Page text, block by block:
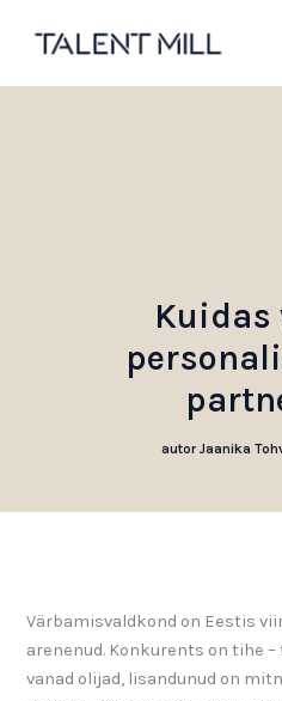
Kuidas
autor Jaanika
Värbamisvaldkond on Eestis
arenenud. Konkurents on tihe
vanad olijad, lisandunud on